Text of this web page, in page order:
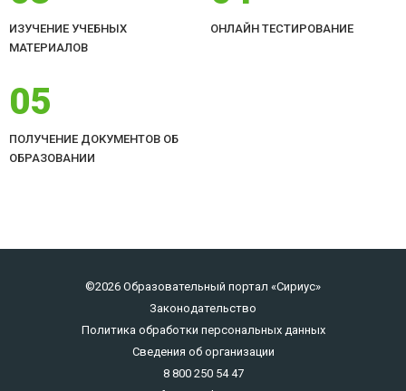
ИЗУЧЕНИЕ УЧЕБНЫХ
МАТЕРИАЛОВ
ОНЛАЙН ТЕСТИРОВАНИЕ
05
ПОЛУЧЕНИЕ ДОКУМЕНТОВ ОБ
ОБРАЗОВАНИИ
©2026 Образовательный портал «Сириус»
Законодательство
Политика обработки персональных данных
Сведения об организации
8 800 250 54 47